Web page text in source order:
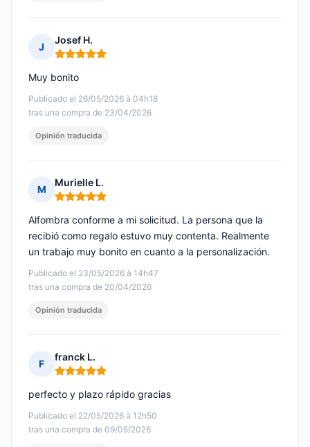
J
Josef H.
Nota: 5 de 5
Publicado el 26/05/2026 à 04h18
tras una compra de 23/04/2026
Muy bonito
Opinión traducida
M
Murielle L.
Nota: 5 de 5
Publicado el 23/05/2026 à 14h47
tras una compra de 20/04/2026
Alfombra conforme a mi solicitud. La persona que la
recibió como regalo estuvo muy contenta. Realmente
un trabajo muy bonito en cuanto a la personalización.
Opinión traducida
F
franck L.
Nota: 5 de 5
Publicado el 22/05/2026 à 12h50
tras una compra de 09/05/2026
perfecto y plazo rápido gracias